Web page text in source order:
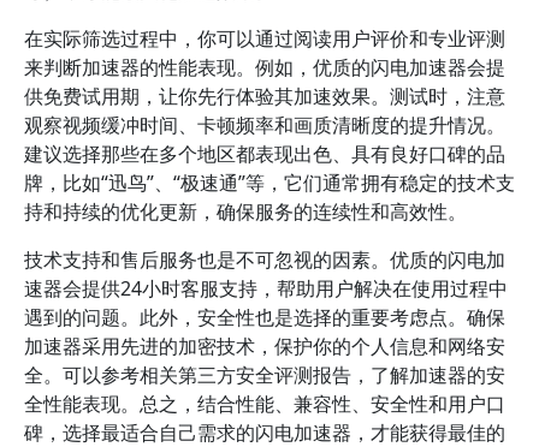
在实际筛选过程中，你可以通过阅读用户评价和专业评测
来判断加速器的性能表现。例如，优质的闪电加速器会提
供免费试用期，让你先行体验其加速效果。测试时，注意
观察视频缓冲时间、卡顿频率和画质清晰度的提升情况。
建议选择那些在多个地区都表现出色、具有良好口碑的品
牌，比如“迅鸟”、“极速通”等，它们通常拥有稳定的技术支
持和持续的优化更新，确保服务的连续性和高效性。
技术支持和售后服务也是不可忽视的因素。优质的闪电加
速器会提供24小时客服支持，帮助用户解决在使用过程中
遇到的问题。此外，安全性也是选择的重要考虑点。确保
加速器采用先进的加密技术，保护你的个人信息和网络安
全。可以参考相关第三方安全评测报告，了解加速器的安
全性能表现。总之，结合性能、兼容性、安全性和用户口
碑，选择最适合自己需求的闪电加速器，才能获得最佳的